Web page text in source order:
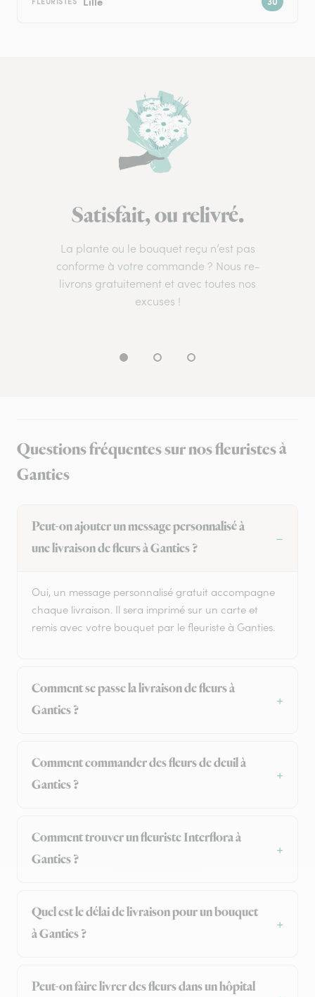
Satisfait, ou relivré.
La plante ou le bouquet reçu n’est pas
conforme à votre commande ? Nous re-
livrons gratuitement et avec toutes nos
excuses !
Questions fréquentes sur nos fleuristes à
Ganties
Peut-on ajouter un message personnalisé à
une livraison de fleurs à Ganties ?
Oui, un message personnalisé gratuit accompagne
chaque livraison. Il sera imprimé sur un carte et
remis avec votre bouquet par le fleuriste à Ganties.
Comment se passe la livraison de fleurs à
Ganties ?
Comment commander des fleurs de deuil à
Ganties ?
Comment trouver un fleuriste Interflora à
Ganties ?
Quel est le délai de livraison pour un bouquet
à Ganties ?
Peut-on faire livrer des fleurs dans un hôpital